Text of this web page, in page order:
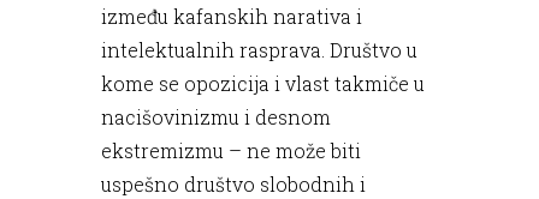
između kafanskih narativa i
intelektualnih rasprava. Društvo u
kome se opozicija i vlast takmiče u
nacišovinizmu i desnom
ekstremizmu – ne može biti
uspešno društvo slobodnih i